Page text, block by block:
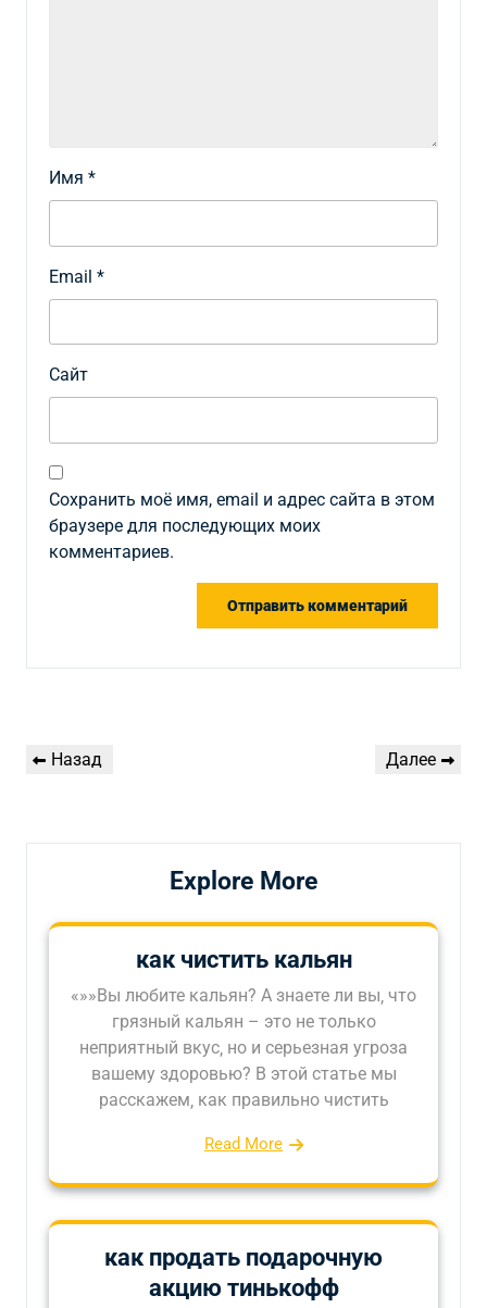
Имя *
Email *
Сайт
Сохранить моё имя, email и адрес сайта в этом
браузере для последующих моих
комментариев.
по
Предыдущая
Назад
Следующая
Далее
Explore More
как чистить кальян
«»»Вы любите кальян? А знаете ли вы‚ что
грязный кальян – это не только
неприятный вкус‚ но и серьезная угроза
вашему здоровью? В этой статье мы
расскажем‚ как правильно чистить
Read More
как продать подарочную
акцию тинькофф